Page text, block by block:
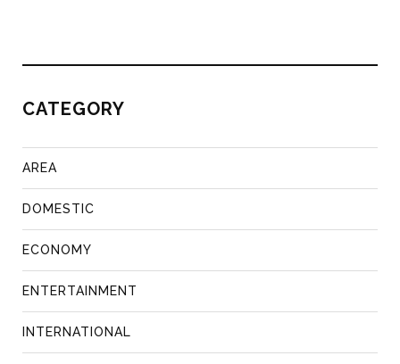
CATEGORY
AREA
DOMESTIC
ECONOMY
ENTERTAINMENT
INTERNATIONAL